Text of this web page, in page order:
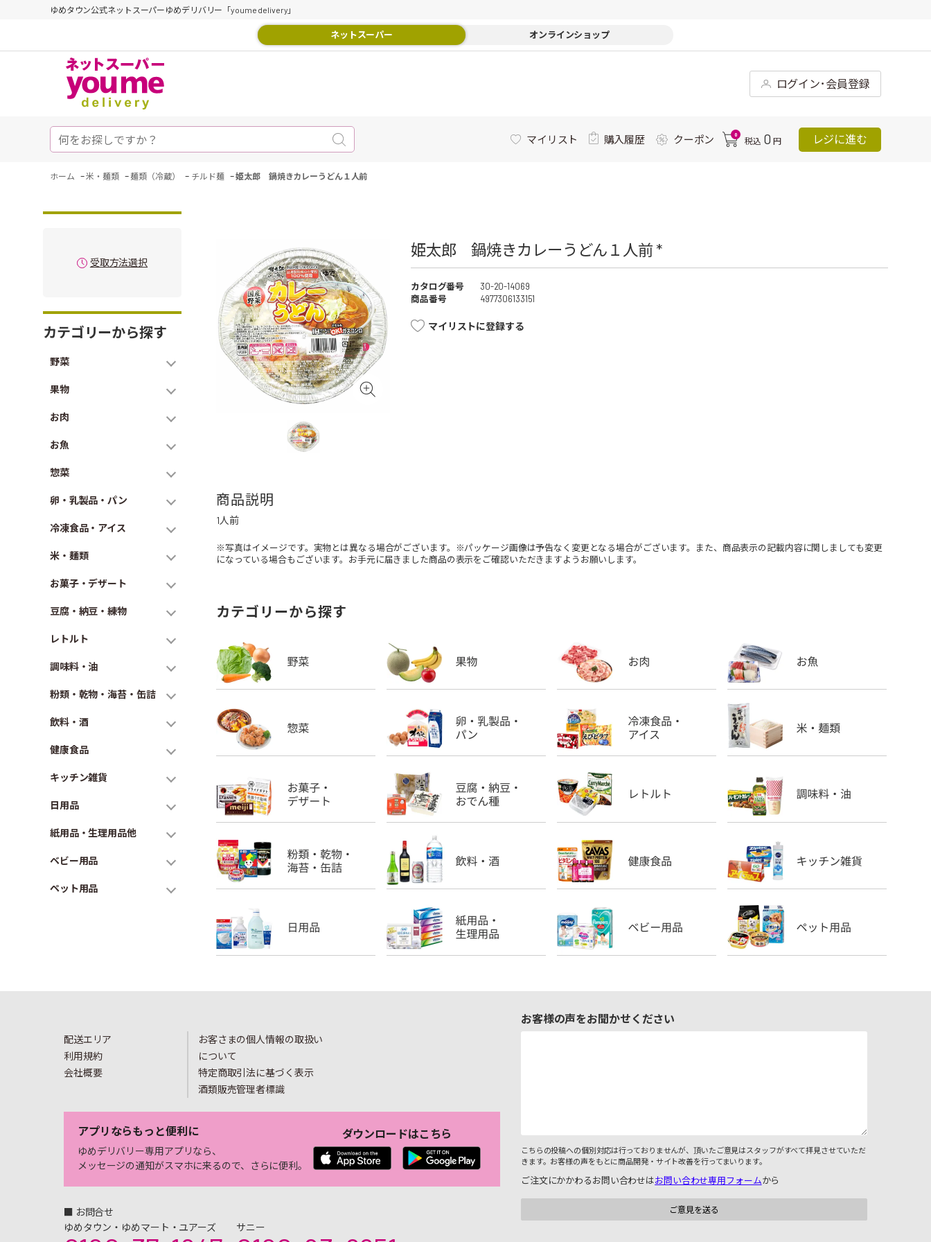
ゆめタウン公式ネットスーパーゆめデリバリー「youme delivery」
ネットスーパー オンラインショップ
ログイン･会員登録
マイリスト 購入履歴 クーポン 0
税込 0 円 レジに進む
ホーム -米・麺類 -麺類（冷蔵） - チルド麺 -姫太郎 鍋焼きカレーうどん１人前
受取方法選択
カテゴリーから探す
野菜
果物
お肉
お魚
惣菜
卵・乳製品・パン
冷凍食品・アイス
米・麺類
お菓子・デザート
豆腐・納豆・練物
レトルト
調味料・油
粉類・乾物・海苔・缶詰
飲料・酒
健康食品
キッチン雑貨
日用品
紙用品・生理用品他
ベビー用品
ペット用品
姫太郎 鍋焼きカレーうどん１人前 *
カタログ番号
30-20-14069
商品番号
4977306133151
マイリストに登録する
商品説明
1人前
※写真はイメージです。実物とは異なる場合がございます。※パッケージ画像は予告なく変更となる場合がございます。また、商品表示の記載内容に関しましても変更
になっている場合もございます。お手元に届きました商品の表示をご確認いただきますようお願いします。
カテゴリーから探す
配送エリア
利用規約
会社概要
お客さまの個人情報の取扱い
について
特定商取引法に基づく表示
酒類販売管理者標識
アプリならもっと便利に
ゆめデリバリー専用アプリなら、
メッセージの通知がスマホに来るので、さらに便利。
ダウンロードはこちら
■ お問合せ
ゆめタウン・ゆめマート・ユアーズ
サニー
お客様の声をお聞かせください
こちらの投稿への個別対応は行っておりませんが、頂いたご意見はスタッフがすべて拝見させていただ
きます。お客様の声をもとに商品開発・サイト改善を行ってまいります。
ご注文にかかわるお問い合わせはお問い合わせ専用フォームから